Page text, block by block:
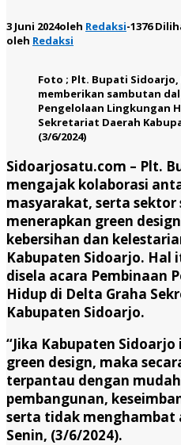
3 Juni 2024oleh Redaksi-1376
oleh Redaksi
Foto ; Plt. Bupati Sidoarjo,
memberikan sambutan
Pengelolaan Lingkungan
Sekretariat Daerah
(3/6/2024)
Sidoarjosatu.com – Plt.
mengajak kolaborasi
masyarakat, serta
menerapkan green
kebersihan dan
Kabupaten Sidoarjo. Hal
disela acara Pembinaan
Hidup di Delta Graha
Kabupaten Sidoarjo.
“Jika Kabupaten
green design, maka
terpantau dengan
pembangunan,
serta tidak menghambat
Senin, (3/6/2024).